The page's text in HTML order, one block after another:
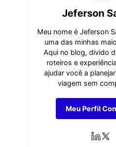
Jeferson
Meu nome é Jeferson
uma das minhas
Aqui no blog, divido
roteiros e
ajudar você a
viagem sem
Meu Perfil